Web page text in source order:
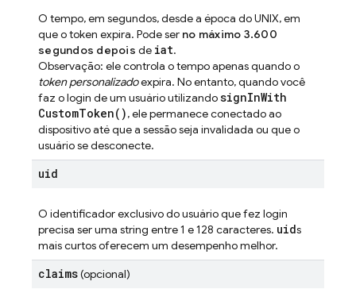
O tempo, em segundos, desde a época do UNIX, em
que o token expira. Pode ser no máximo 3.600
segundos depois de iat.
Observação: ele controla o tempo apenas quando o
token personalizadoexpira. No entanto, quando você
faz o login de um usuário utilizandosignInWith
CustomToken( ), ele permanece conectado ao
dispositivo até que a sessão seja invalidada ou que o
usuário se desconecte.
uid
O identificador exclusivo do usuário que fez login
precisa ser uma string entre 1 e 128 caracteres. uids
mais curtos oferecem um desempenho melhor.
claims(opcional)